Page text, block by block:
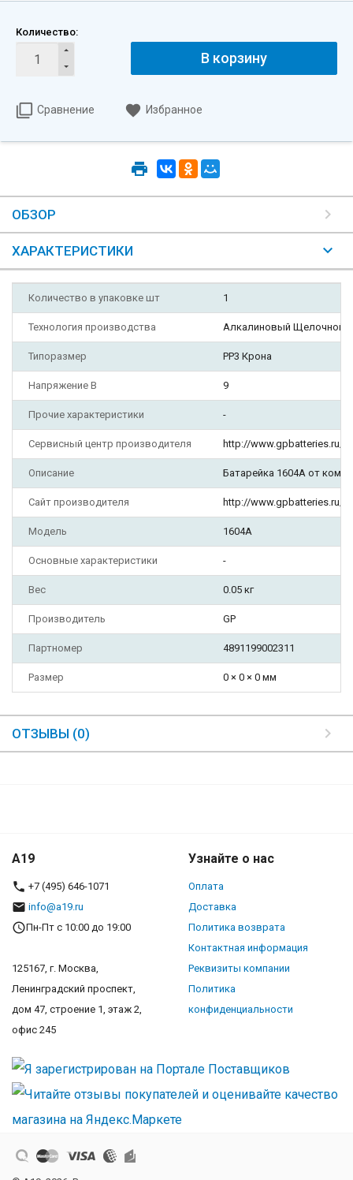
Количество:
В корзину
Сравнение Избранное
ОБЗОР
ХАРАКТЕРИСТИКИ
Количество в упаковке шт 1
Технология производства Алкалиновый Щелочной
Типоразмер PP3 Крона
Напряжение В 9
Прочие характеристики -
Сервисный центр производителя http://www.gpbatteries.ru/
Описание Батарейка 1604A от
Сайт производителя http://www.gpbatteries.ru/
Модель 1604A
Основные характеристики -
Вес 0.05 кг
Производитель GP
Партномер 4891199002311
Размер 0 × 0 × 0 мм
ОТЗЫВЫ (0)
A19
+7 (495) 646-1071
info@a19.ru
Пн-Пт с 10:00 до 19:00
125167, г. Москва,
Ленинградский проспект,
дом 47, строение 1, этаж 2,
офис 245
Узнайте о нас
Оплата
Доставка
Политика возврата
Контактная информация
Реквизиты компании
Политика
конфиденциальности